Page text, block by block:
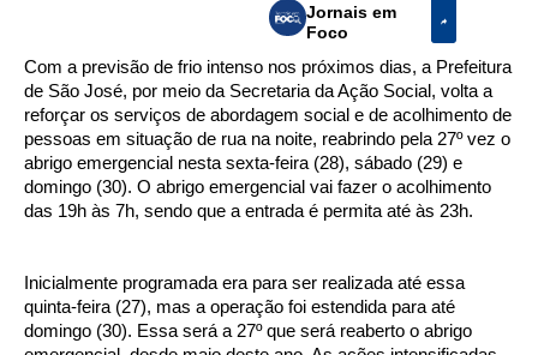
Jornais em
Foco
Com a previsão de frio intenso nos próximos dias, a Prefeitura
de São José, por meio da Secretaria da Ação Social, volta a
reforçar os serviços de abordagem social e de acolhimento de
pessoas em situação de rua na noite, reabrindo pela 27º vez o
abrigo emergencial nesta sexta-feira (28), sábado (29) e
domingo (30). O abrigo emergencial vai fazer o acolhimento
das 19h às 7h, sendo que a entrada é permita até às 23h.
Inicialmente programada era para ser realizada até essa
quinta-feira (27), mas a operação foi estendida para até
domingo (30). Essa será a 27º que será reaberto o abrigo